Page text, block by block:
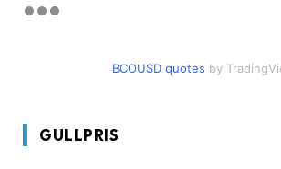
BCOUSD quotes by
GULLPRIS